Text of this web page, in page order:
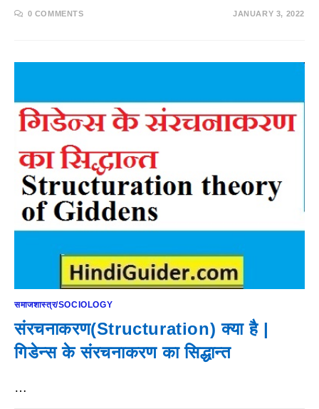
0 COMMENTS JANUARY 3, 2022
समाजशास्त्र/SOCIOLOGY
संरचनाकरण(Structuration) क्या है |
गिडेन्स के संरचनाकरण का सिद्धान्त
…